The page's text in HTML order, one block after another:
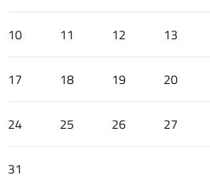
10 11 12 13
17 18 19 20
24 25 26 27
31